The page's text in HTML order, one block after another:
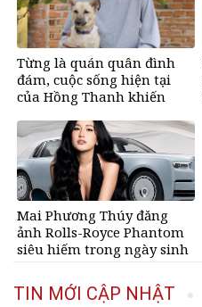
Từng là quán quân đình
đám, cuộc sống hiện tại
của Hồng Thanh khiến
Mai Phương Thúy đăng
ảnh Rolls-Royce Phantom
siêu hiếm trong ngày sinh
thế giới, giá gần 68 tỷ đồng
TIN MỚI CẬP NHẬT